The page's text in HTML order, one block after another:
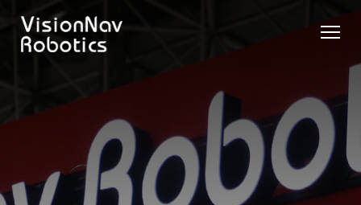
VNR 14
ーバラン
ス型AGF
VNE
20-66
カウンタ
ス型AGF
VNP 30
14
VNSL 14
クター
VNQ 40
VNQ 40
に困ったら
こちらへ
モデル比較
お問い合わ
せ